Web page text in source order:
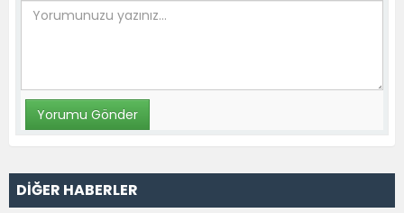
DİĞER HABERLER